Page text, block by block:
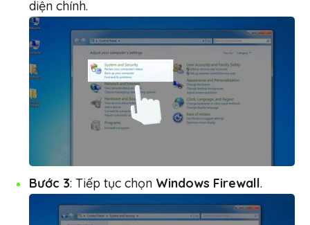
diện chính.
Bước 3: Tiếp tục chọn Windows Firewall.